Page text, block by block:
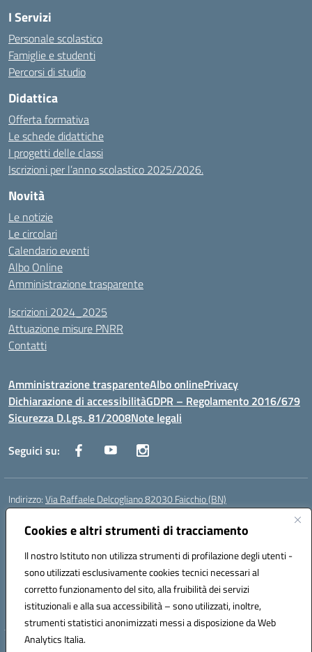
Cookies e altri strumenti di tracciamento
Il nostro Istituto non utilizza strumenti di profilazione degli utenti -
sono utilizzati esclusivamente cookies tecnici necessari al
corretto funzionamento del sito, alla fruibilità dei servizi
istituzionali e alla sua accessibilità – sono utilizzati, inoltre,
strumenti statistici anonimizzati messi a disposizione da Web
Analytics Italia.
I Servizi
Personale scolastico
Famiglie e studenti
Percorsi di studio
Didattica
Offerta formativa
Le schede didattiche
I progetti delle classi
Iscrizioni per l’anno scolastico 2025/2026.
Novità
Le notizie
Le circolari
Calendario eventi
Albo Online
Amministrazione trasparente
Iscrizioni 2024_2025
Attuazione misure PNRR
Contatti
Amministrazione trasparenteAlbo onlinePrivacy
Dichiarazione di accessibilitàGDPR – Regolamento 2016/679
Sicurezza D.Lgs. 81/2008Note legali
Seguici su:
Indirizzo:Via Raffaele Delcogliano 82030 Faicchio (BN)
Centralino:
Posta elettronica certificata (PEC):bnis02300v@pec.istruzione.it
Codice fiscale: 90003320620
Codice meccanografico:BNIS02300V
Codice Indice delle Pubbliche Amministrazioni (IPA): istsc_bnis02300v
Codice unico di fatturazione (CUF): UFQEG8